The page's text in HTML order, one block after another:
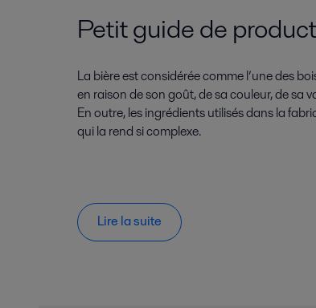
Petit guide de
La bière est considérée comme l’une des
en raison de son goût, de sa couleur, de sa
En outre, les ingrédients utilisés dans la
qui la rend si complexe.
Lire la suite